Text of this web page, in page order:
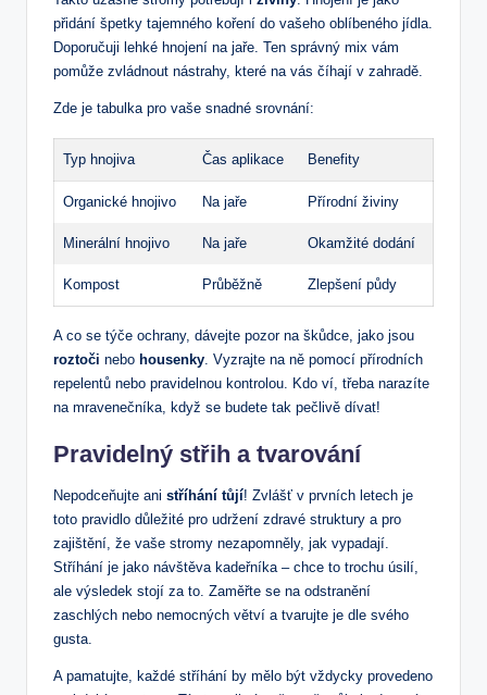
přidání špetky tajemného koření do vašeho oblíbeného jídla.
Doporučuji lehké hnojení na jaře. Ten správný mix vám
pomůže zvládnout nástrahy, které na vás číhají v zahradě.
Zde je tabulka pro vaše snadné srovnání:
Typ hnojiva Čas aplikace Benefity
Organické hnojivo Na jaře Přírodní živiny
Minerální hnojivo Na jaře Okamžité dodání
Kompost Průběžně Zlepšení půdy
A co se týče ochrany, dávejte pozor na škůdce, jako jsou
roztoči nebo housenky . Vyzrajte na ně pomocí přírodních
repelentů nebo pravidelnou kontrolou. Kdo ví, třeba narazíte
na mravenečníka, když se budete tak pečlivě dívat!
Pravidelný střih a tvarování
Nepodceňujte ani stříhání tůjí! Zvlášť v prvních letech je
toto pravidlo důležité pro udržení zdravé struktury a pro
zajištění, že vaše stromy nezapomněly, jak vypadají.
Stříhání je jako návštěva kadeřníka – chce to trochu úsilí,
ale výsledek stojí za to. Zaměřte se na odstranění
zaschlých nebo nemocných větví a tvarujte je dle svého
gusta.
A pamatujte, každé stříhání by mělo být vždycky provedeno